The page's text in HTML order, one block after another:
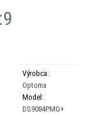
Výrobca:
Optoma
Model:
DS9084PMG+